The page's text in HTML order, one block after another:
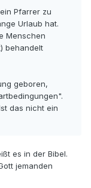
Pfarrer zu
Urlaub hat.
Menschen
behandelt
geboren,
das nicht ein
es in der Bibel.
jemanden